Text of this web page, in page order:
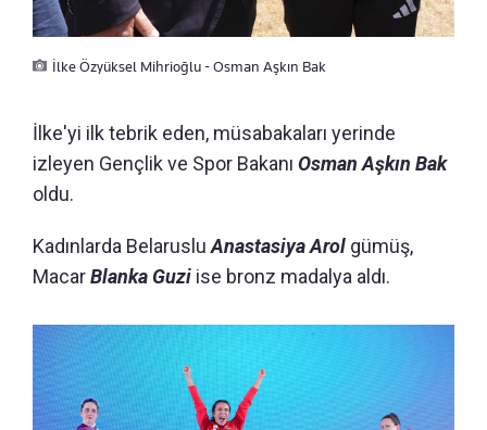
İlke Özyüksel Mihrioğlu - Osman Aşkın Bak
İlke'yi ilk tebrik eden, müsabakaları yerinde
izleyen Gençlik ve Spor Bakanı Osman Aşkın Bak
oldu.
Kadınlarda BelarusluAnastasiya Arol gümüş,
MacarBlanka Guzi ise bronz madalya aldı.